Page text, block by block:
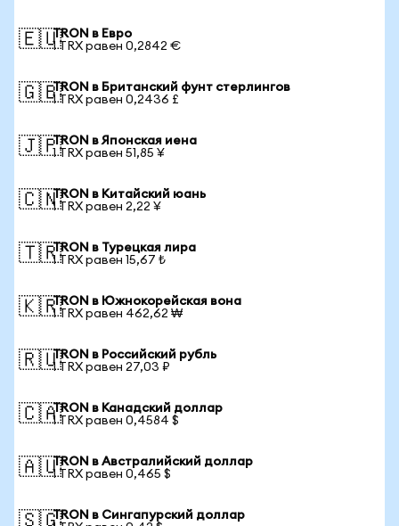
🇪🇺TRON в Евро
1 TRX равен 0,2842 €
🇬🇧TRON в Британский фунт стерлингов
1 TRX равен 0,2436 £
🇯🇵TRON в Японская иена
1 TRX равен 51,85 ¥
🇨🇳TRON в Китайский юань
1 TRX равен 2,22 ¥
🇹🇷TRON в Турецкая лира
1 TRX равен 15,67 ₺
🇰🇷TRON в Южнокорейская вона
1 TRX равен 462,62 ₩
🇷🇺TRON в Российский рубль
1 TRX равен 27,03 ₽
🇨🇦TRON в Канадский доллар
1 TRX равен 0,4584 $
🇦🇺TRON в Австралийский доллар
1 TRX равен 0,465 $
🇸🇬TRON в Сингапурский доллар